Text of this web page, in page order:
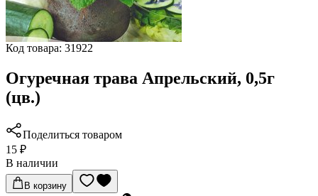
Код товара: 31922
Огуречная трава Апрельский, 0,5г
(цв.)
Поделиться товаром
15 ₽
В наличии
В корзину